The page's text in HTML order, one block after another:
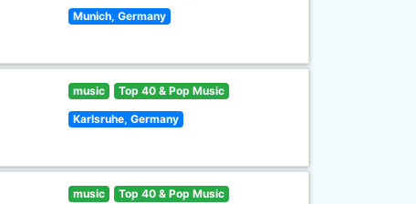
Munich, Germany
music Top 40 & Pop Music
Karlsruhe, Germany
music Top 40 & Pop Music